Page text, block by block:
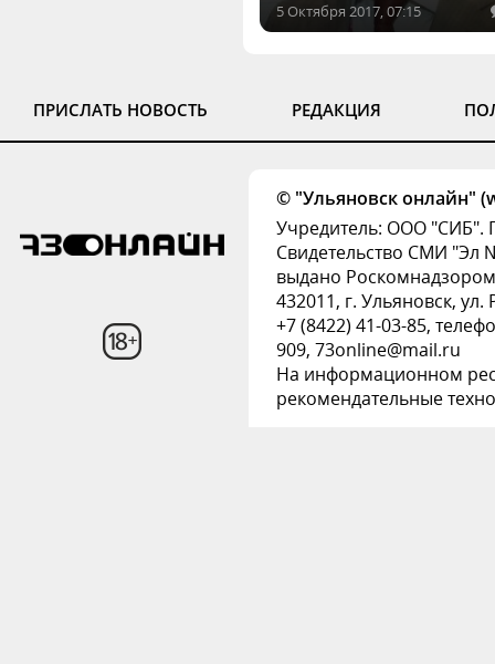
5 Октября 2017, 07:15
ПРИСЛАТЬ НОВОСТЬ РЕДАКЦИЯ
© "Ульяновск онлайн"
Учредитель: ООО "СИБ".
Свидетельство СМИ "Эл
выдано
432011, г. Ульяновск,
+7 (8422) 41-03-85,
909, 73online@mail.ru
На информационном
рекомендательные